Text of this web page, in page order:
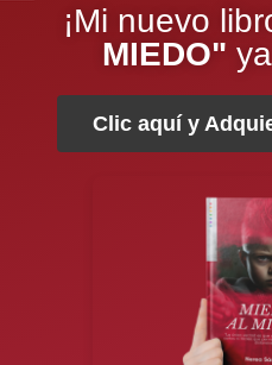
LEER COMPLETO »
¡Mi nuevo
MIEDO"
Clic aquí y